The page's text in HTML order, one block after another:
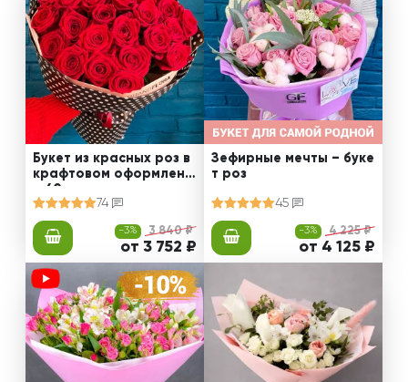
Букет из красных роз в
крафтовом оформлени
и 60 см
74
-3% 3 840 ₽
от 3 752 ₽
Зефирные мечты – буке
т роз
45
-3% 4 225 ₽
от 4 125 ₽